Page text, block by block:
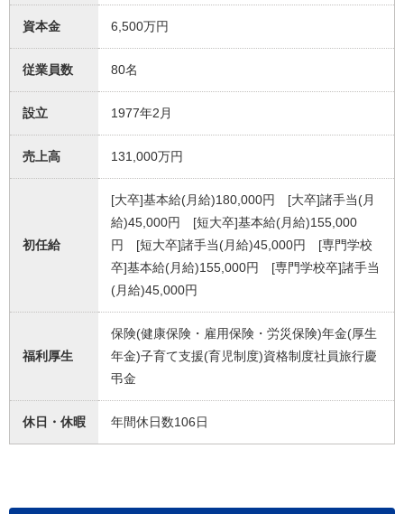
資本金 6,500万円
従業員数 80名
設立 1977年2月
売上高 131,000万円
初任給
[大卒]基本給(月給)180,000円 [大卒]諸手当(月
給)45,000円 [短大卒]基本給(月給)155,000
円 [短大卒]諸手当(月給)45,000円 [専門学校
卒]基本給(月給)155,000円 [専門学校卒]諸手当
(月給)45,000円
福利厚生
保険(健康保険・雇用保険・労災保険)年金(厚生
年金)子育て支援(育児制度)資格制度社員旅行慶
弔金
休日・休暇 年間休日数106日